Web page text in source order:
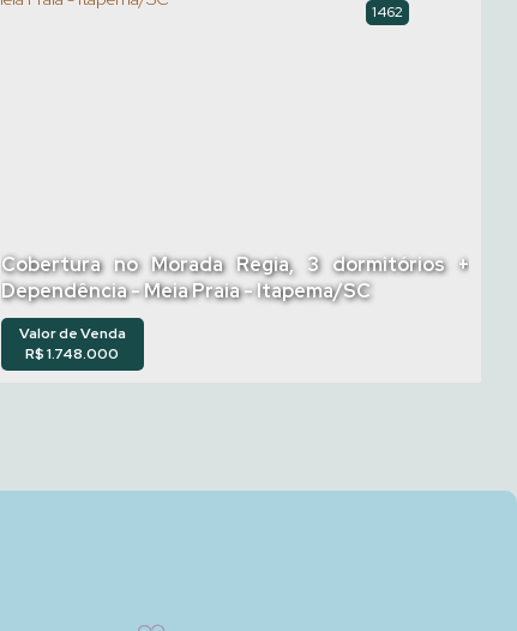
Cobertura no Morada Regia, 3 dormitórios +
Dependência - Meia Praia - Itapema/SC
1462
R$1.748.000
Valor de Venda